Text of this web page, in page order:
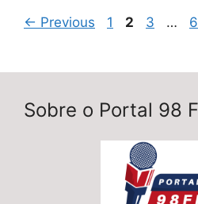
← Previous Page
1 Page
2 Page
3 … 6
Sobre o Portal 98